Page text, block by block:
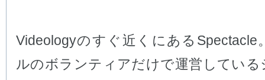
Videologyのすぐ近くにあるSpectacle
ルのボランティアだけで運営している